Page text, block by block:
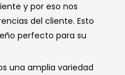
y por eso nos
del cliente. Esto
perfecto para su
una amplia variedad